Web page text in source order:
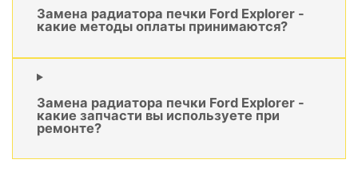
Замена радиатора печки Ford Explorer -
какие методы оплаты принимаются?
Замена радиатора печки Ford Explorer -
какие запчасти вы используете при
ремонте?